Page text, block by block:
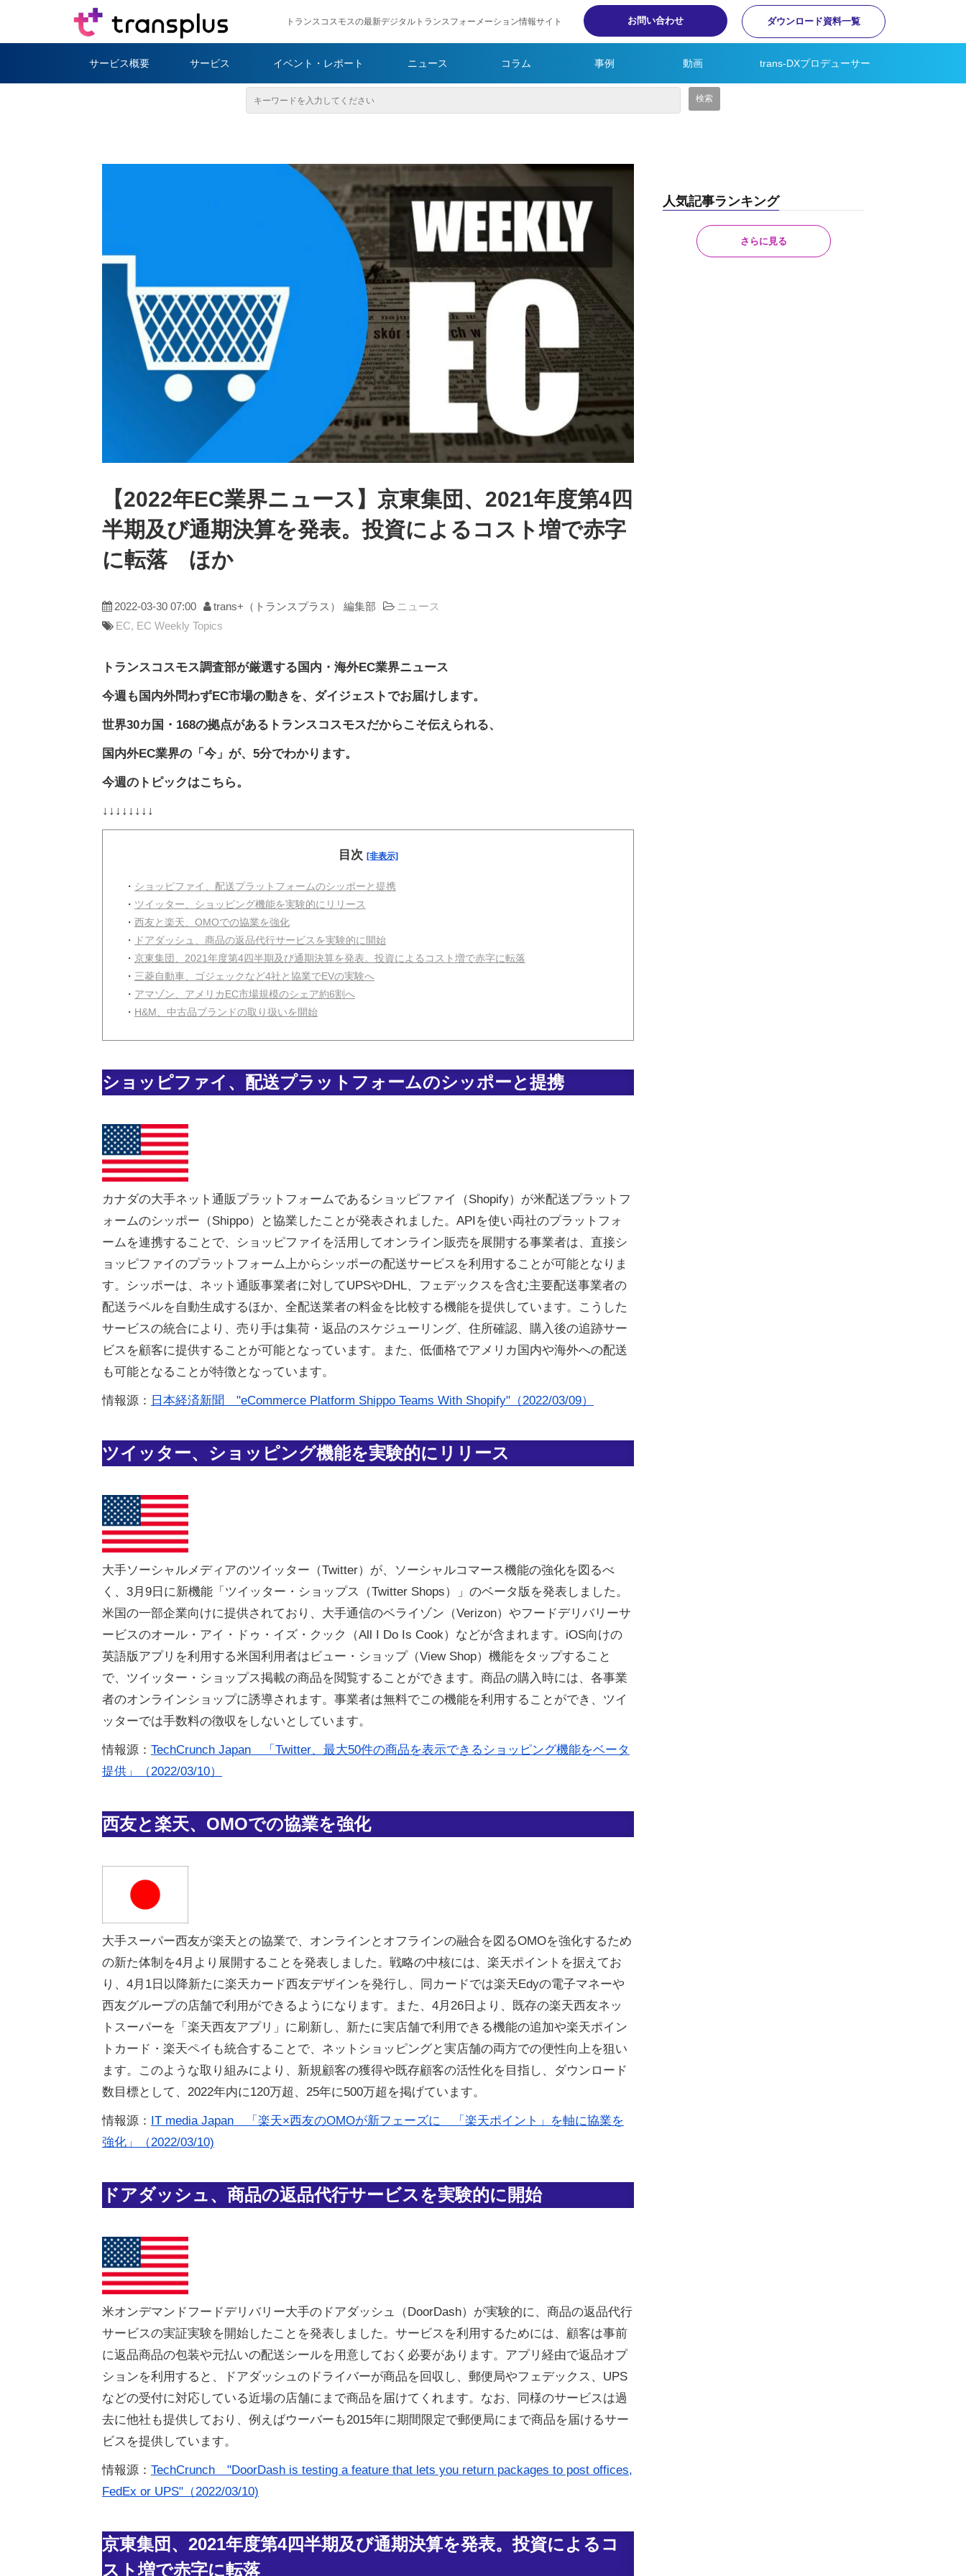
トランスコスモスの最新デジタルトランスフォーメーション情報サイト お問い合わせ ダウンロード資料一覧
サービス概要 サービス イベント・レポート ニュース コラム 事例 動画 trans-DXプロデューサー
【2022年EC業界ニュース】京東集団、2021年度第4四
半期及び通期決算を発表。投資によるコスト増で赤字
に転落 ほか
2022-03-30 07:00 trans+（トランスプラス） 編集部
ニュース
EC EC Weekly Topics
トランスコスモス調査部が厳選する国内・海外EC業界ニュース
今週も国内外問わずEC市場の動きを、ダイジェストでお届けします。
世界30カ国・168の拠点があるトランスコスモスだからこそ伝えられる、
国内外EC業界の「今」が、5分でわかります。
今週のトピックはこちら。
↓↓↓↓↓↓↓↓
目次 [非表示]
・ ショッピファイ、配送プラットフォームのシッポーと提携
・ ツイッター、ショッピング機能を実験的にリリース
・ 西友と楽天、OMOでの協業を強化
・
ドアダッシュ、商品の返品代行サービスを実験的に開始
・ 京東集団、2021年度第4四半期及び通期決算を発表。投資によるコスト増で赤字に転落
・ 三菱自動車、ゴジェックなど4社と協業でEVの実験へ
・ アマゾン、アメリカEC市場規模のシェア約6割へ
・ H&M、中古品ブランドの取り扱いを開始
ショッピファイ、配送プラットフォームのシッポーと提携
カナダの大手ネット通販プラットフォームであるショッピファイ（Shopify）が米配送プラットフ
ォームのシッポー（Shippo）と協業したことが発表されました。APIを使い両社のプラットフォ
ームを連携することで、ショッピファイを活用してオンライン販売を展開する事業者は、直接シ
ョッピファイのプラットフォーム上からシッポーの配送サービスを利用することが可能となりま
す。シッポーは、ネット通販事業者に対してUPSやDHL、フェデックスを含む主要配送事業者の
配送ラベルを自動生成するほか、全配送業者の料金を比較する機能を提供しています。こうした
サービスの統合により、売り手は集荷・返品のスケジューリング、住所確認、購入後の追跡サー
ビスを顧客に提供することが可能となっています。また、低価格でアメリカ国内や海外への配送
も可能となることが特徴となっています。
情報源： 日本経済新聞 "eCommerce Platform Shippo Teams With Shopify"（2022/03/09）
ツイッター、ショッピング機能を実験的にリリース
大手ソーシャルメディアのツイッター（Twitter）が、ソーシャルコマース機能の強化を図るべ
く、3月9日に新機能「ツイッター・ショップス（Twitter Shops）」のベータ版を発表しました。
米国の一部企業向けに提供されており、大手通信のベライゾン（Verizon）やフードデリバリーサ
ービスのオール・アイ・ドゥ・イズ・クック（All I Do Is Cook）などが含まれます。iOS向けの
英語版アプリを利用する米国利用者はビュー・ショップ（View Shop）機能をタップすること
で、ツイッター・ショップス掲載の商品を閲覧することができます。商品の購入時には、各事業
者のオンラインショップに誘導されます。事業者は無料でこの機能を利用することができ、ツイ
ッターでは手数料の徴収をしないとしています。
情報源： TechCrunch Japan 「Twitter、最大50件の商品を表示できるショッピング機能をベータ
提供」（2022/03/10）
西友と楽天、OMOでの協業を強化
大手スーパー西友が楽天との協業で、オンラインとオフラインの融合を図るOMOを強化するため
の新た体制を4月より展開することを発表しました。戦略の中核には、楽天ポイントを据えてお
り、4月1日以降新たに楽天カード西友デザインを発行し、同カードでは楽天Edyの電子マネーや
西友グループの店舗で利用ができるようになります。また、4月26日より、既存の楽天西友ネッ
トスーパーを「楽天西友アプリ」に刷新し、新たに実店舗で利用できる機能の追加や楽天ポイン
トカード・楽天ペイも統合することで、ネットショッピングと実店舗の両方での便性向上を狙い
ます。このような取り組みにより、新規顧客の獲得や既存顧客の活性化を目指し、ダウンロード
数目標として、2022年内に120万超、25年に500万超を掲げています。
情報源： IT media Japan 「楽天×西友のOMOが新フェーズに 「楽天ポイント」を軸に協業を
強化」（2022/03/10)
ドアダッシュ、商品の返品代行サービスを実験的に開始
米オンデマンドフードデリバリー大手のドアダッシュ（DoorDash）が実験的に、商品の返品代行
サービスの実証実験を開始したことを発表しました。サービスを利用するためには、顧客は事前
に返品商品の包装や元払いの配送シールを用意しておく必要があります。アプリ経由で返品オプ
ションを利用すると、ドアダッシュのドライバーが商品を回収し、郵便局やフェデックス、UPS
などの受付に対応している近場の店舗にまで商品を届けてくれます。なお、同様のサービスは過
去に他社も提供しており、例えばウーバーも2015年に期間限定で郵便局にまで商品を届けるサー
ビスを提供しています。
情報源： TechCrunch "DoorDash is testing a feature that lets you return packages to post offices,
FedEx or UPS"（2022/03/10)
京東集団、2021年度第4四半期及び通期決算を発表。投資によるコ
スト増で赤字に転落
人気記事ランキング
さらに見る